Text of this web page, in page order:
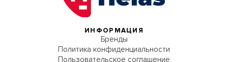
ИНФОРМАЦИЯ
Бренды
Политика конфиденциальности
Пользовательское соглашение